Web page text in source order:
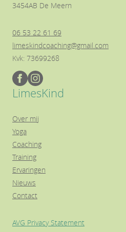
3454AB De Meern
06 53 22 61 69
limeskindcoaching@gmail.com
Kvk: 73699268
LimesKind
Over mij
Yoga
Coaching
Training
Ervaringen
Nieuws
Contact
AVG Privacy Statement